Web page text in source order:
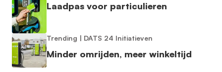
Laadpas voor particulieren
Trending | DATS 24 Initiatieven
Minder omrijden, meer winkeltijd